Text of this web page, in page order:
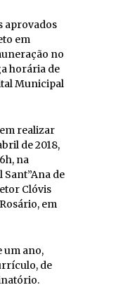
aprovados
em
no
horária de
Municipal
realizar
de 2018,
na
de
Clóvis
em
um ano,
de